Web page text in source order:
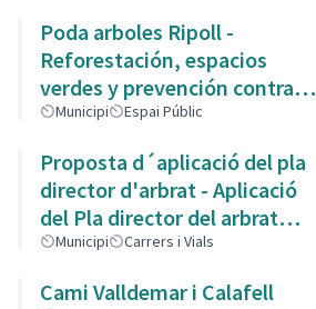
Poda arboles Ripoll -
Reforestación, espacios
verdes y prevención contra
incendios
Municipi Espai Públic
Proposta d´aplicació del pla
director d'arbrat - Aplicació
del Pla director del arbrat
carrer rambla Nova i garrotxa
d'arbrat als carrers Rambla
Municipi Carrers i Vials
Cami Valldemar i Calafell